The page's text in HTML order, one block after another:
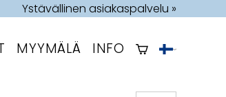
Ystävällinen asiakaspalvelu »
MYYMÄLÄ INFO